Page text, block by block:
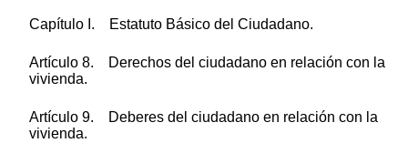
Capítulo I. Estatuto Básico del Ciudadano.
Artículo 8. Derechos del ciudadano en relación con la
vivienda.
Artículo 9. Deberes del ciudadano en relación con la
vivienda.